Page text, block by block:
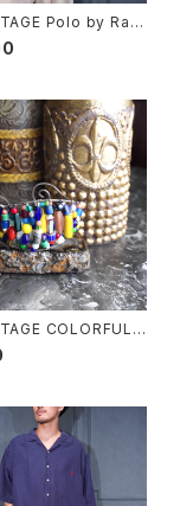
Polo by Ralp
HORS
DESIGN OP
ローレンホース刺繍
ープンカラー半袖リ
COLORFUL
BANGLE/ア
ーズデザインバン